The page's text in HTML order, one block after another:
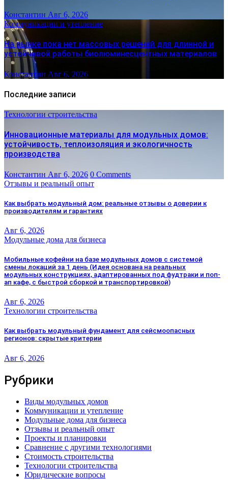
Константин Авг 6, 2026
Коммуникации и утепление
На рынке пока нет массовых решений для длинной и
устойчивой работы биолюминесцентных материалов
Константин Авг 6, 2026
Последние записи
Технологии строительства
Инновационные материалы для модульных домов:
устойчивость, теплоизоляция и экологичность
производства
Константин Авг 6, 2026 0 Comments
Отзывы и реальный опыт
Как выбрать модульный дом: реальные отзывы о доверии к
производителям и гарантиях
Авг 6, 2026
Модульные дома для бизнеса
Мобильные кофейни на базе модульных домов с системой
смены локаций за 1 день (Идея основана на реальных
модульных конструкциях, адаптированных под фудтраки и поп-
ап кафе, с быстрой сборкой и транспортировкой)
Авг 6, 2026
Технологии строительства
Как выбрать модульный фундамент для сейсмоопасных
регионов: скрытые критерии
Авг 6, 2026
Рубрики
Виды модульных домов
Коммуникации и утепление
Модульные дома для бизнеса
Отзывы и реальный опыт
Проекты и планировки
Сравнение с другими технологиями
Стоимость строительства
Технологии строительства
Юридические вопросы